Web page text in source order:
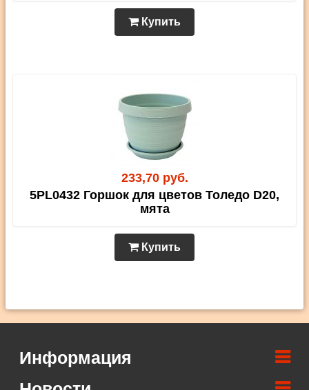
Купить
233,70 руб.
5PL0432 Горшок для цветов Толедо D20,
мята
Купить
Информация